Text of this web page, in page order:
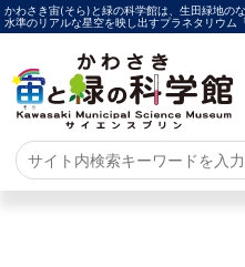
かわさき宙(そら)と緑の科学館は、生田緑地の
水準のリアルな星空を映し出すプラネタリウム
ホーム